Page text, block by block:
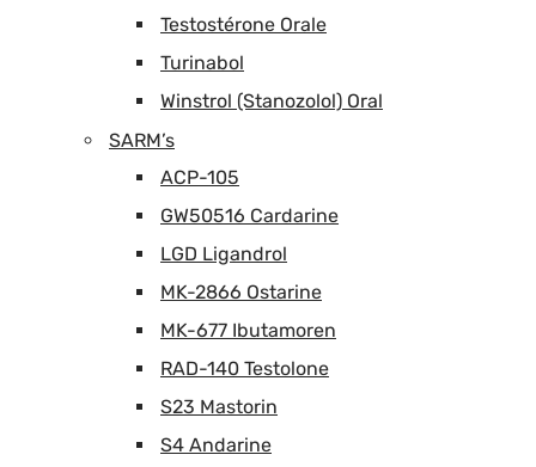
Testostérone Orale
Turinabol
Winstrol (Stanozolol) Oral
SARM’s
ACP-105
GW50516 Cardarine
LGD Ligandrol
MK-2866 Ostarine
MK-677 Ibutamoren
RAD-140 Testolone
S23 Mastorin
S4 Andarine